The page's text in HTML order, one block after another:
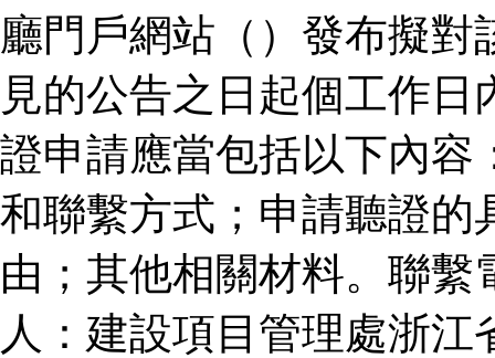
廳門戶網站（）發布擬
見的公告之日起個工作
證申請應當包括以下內容
和聯繫方式；申請聽證的
由；其他相關材料。聯
人：建設項目管理處浙